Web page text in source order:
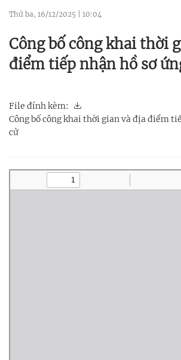
Thứ ba, 16/12/2025 10:04
Công bố công khai thời
điểm tiếp nhận hồ sơ
File đính kèm:
Công bố công khai thời gian và địa điểm
cử